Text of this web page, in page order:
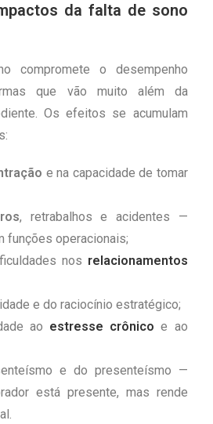
da falta de sono
compromete o desempenho
que vão muito além da
Os efeitos se acumulam
e na capacidade de tomar
, retrabalhos e acidentes —
funções operacionais;
nos relacionamentos
e do raciocínio estratégico;
ao estresse crônico e ao
e do presenteísmo —
está presente, mas rende